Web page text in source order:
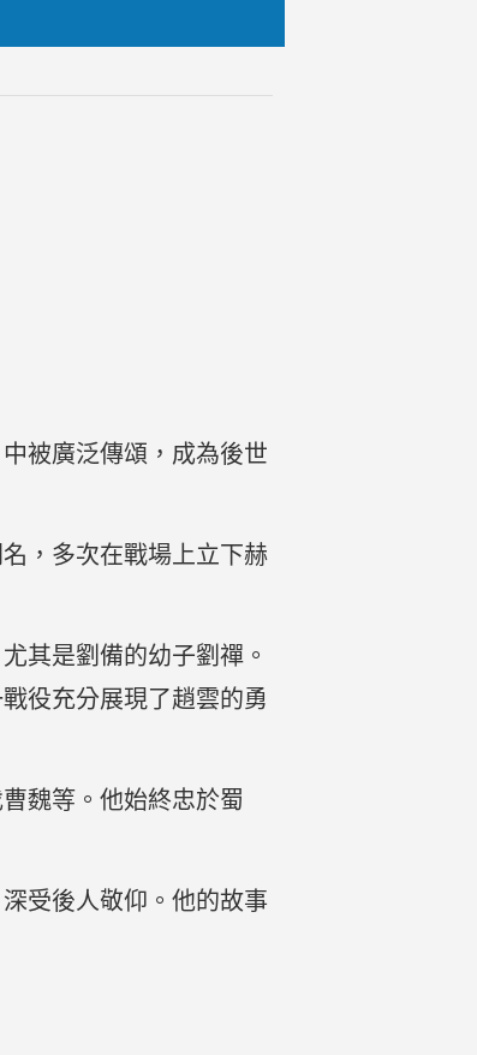
被廣泛傳頌，成為後世
，多次在戰場上立下赫
其是劉備的幼子劉禪。
役充分展現了趙雲的勇
魏等。他始終忠於蜀
受後人敬仰。他的故事